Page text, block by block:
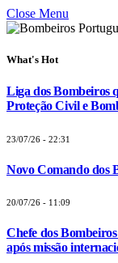
Close Menu
What's Hot
Liga dos Bombeiros
Proteção Civil e
23/07/26 - 22:31
Novo Comando dos
20/07/26 - 11:09
Chefe dos
após missão